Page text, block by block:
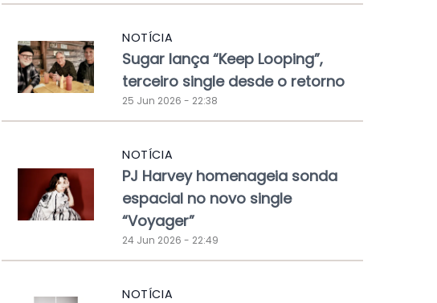
NOTÍCIA
Sugar lança “Keep Looping”,
terceiro single desde o retorno
25 Jun 2026 - 22:38
NOTÍCIA
PJ Harvey homenageia sonda
espacial no novo single
“Voyager”
24 Jun 2026 - 22:49
NOTÍCIA